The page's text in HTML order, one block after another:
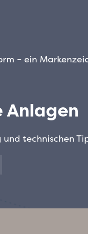
– ein
technischen